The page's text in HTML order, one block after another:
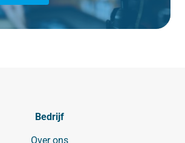
Bedrijf
Over ons